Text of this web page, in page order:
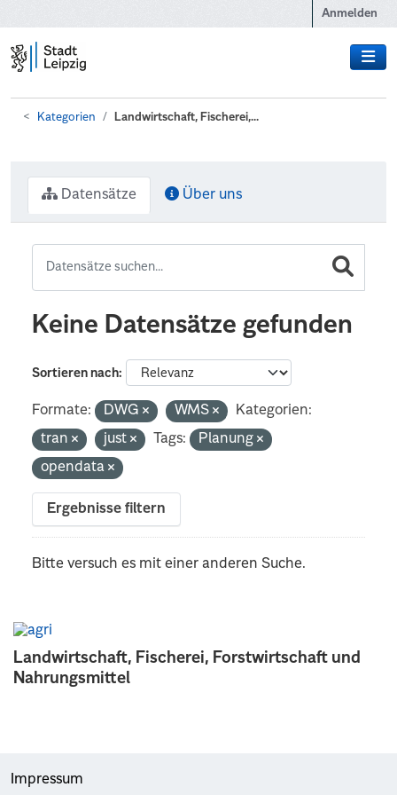
Anmelden
Kategorien Landwirtschaft, Fischerei,...
Landwirtschaft, Fischerei, Forstwirtschaft und
Nahrungsmittel
Datensätze Über uns
Keine Datensätze gefunden
Sortieren nach
Formate: DWG WMS
Kategorien:
tran
just Tags:
Planung
opendata
Ergebnisse filtern
Bitte versuch es mit einer anderen Suche.
Impressum